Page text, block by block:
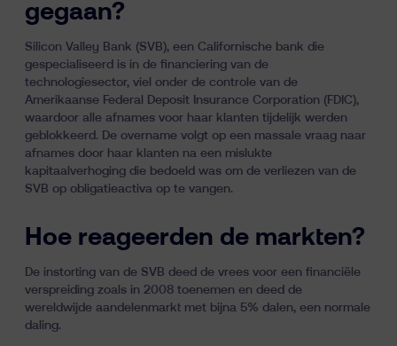
gegaan?
Silicon Valley Bank (SVB), een Californische bank die
gespecialiseerd is in de financiering van de
technologiesector, viel onder de controle van de
Amerikaanse Federal Deposit Insurance Corporation (FDIC),
waardoor alle afnames voor haar klanten tijdelijk werden
geblokkeerd. De overname volgt op een massale vraag naar
afnames door haar klanten na een mislukte
kapitaalverhoging die bedoeld was om de verliezen van de
SVB op obligatieactiva op te vangen.
Hoe reageerden de markten?
De instorting van de SVB deed de vrees voor een financiële
verspreiding zoals in 2008 toenemen en deed de
wereldwijde aandelenmarkt met bijna 5% dalen, een normale
daling.